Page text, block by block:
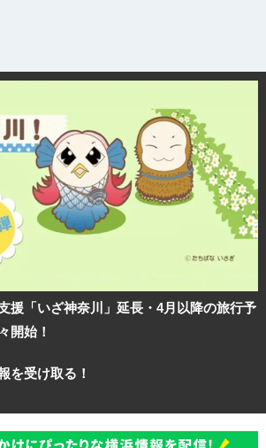
援「いざ神奈川」延長・4月以降の旅行予
開始！
を受け取る！